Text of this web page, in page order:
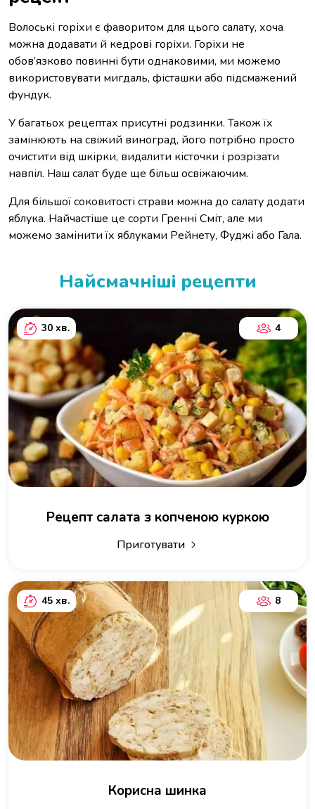
Волоські горіхи є фаворитом для цього салату, хоча
можна додавати й кедрові горіхи. Горіхи не
обов’язково повинні бути однаковими, ми можемо
використовувати мигдаль, фісташки або підсмажений
фундук.
У багатьох рецептах присутні родзинки. Також їх
замінюють на свіжий виноград, його потрібно просто
очистити від шкірки, видалити кісточки і розрізати
навпіл. Наш салат буде ще більш освіжаючим.
Для більшої соковитості страви можна до салату додати
яблука. Найчастіше це сорти Гренні Сміт, але ми
можемо замінити їх яблуками Рейнету, Фуджі або Гала.
Найсмачніші рецепти
30 хв. 4
Рецепт салата з копченою куркою
Приготувати
45 хв. 8
Корисна шинка